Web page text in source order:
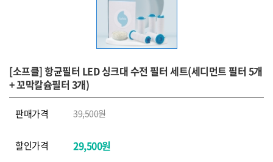
[소프클] 항균필터 LED 싱크대 수전 필터 세트(세디먼트 필터 5개
+ 꼬막칼슘필터 3개)
판매가격 39,500원
할인가격 29,500원